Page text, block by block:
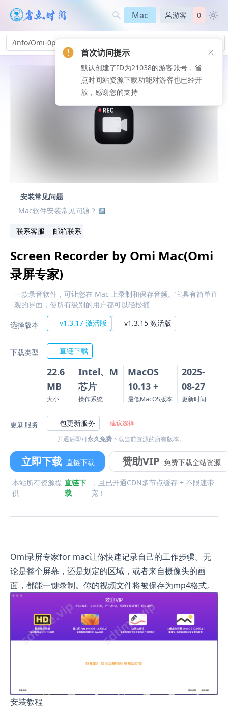
Mac 游客 0
/info/Omi-0p_133
安装常见问题
Mac软件安装常见问题？
联系客服 邮箱联系
Screen Recorder by Omi Mac(Omi
录屏专家‬)
一款录音软件，可让您在 Mac 上录制和保存音频。它具有简单直
观的界面，使所有级别的用户都可以轻松捕
选择版本 v1.3.17 激活版 v1.3.15 激活版
下载类型 直链下载
22.6
MB
大小
Intel、M
芯片
操作系统
MacOS
10.13 +
最低MacOS版本
2025-
08-27
更新时间
更新服务 包更新服务
建议选择
开通后即可永久免费下载当前资源的所有版本。
立即下载 直链下载 赞助VIP 免费下载全站资源
本站所有资源提
供
直链下
载
，且已开通CDN多节点缓存 + 不限速带
宽！
Omi录屏专家for mac让你快速记录自己的工作步骤。无
论是整个屏幕，还是划定的区域，或者来自摄像头的画
面，都能一键录制。你的视频文件将被保存为mp4格式。
安装教程
首次访问提示
默认创建了ID为21038的游客账号，省
点时间站资源下载功能对游客也已经开
放，感谢您的支持